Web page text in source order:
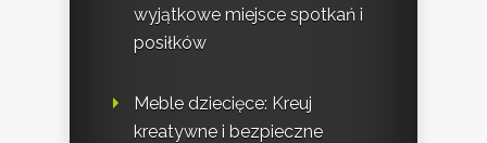
wyjątkowe miejsce spotkań i
posiłków
Meble dziecięce: Kreuj
kreatywne i bezpieczne